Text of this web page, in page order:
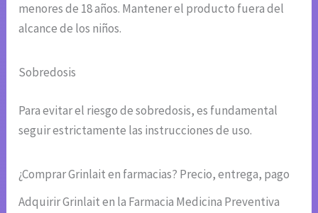
menores de 18 años. Mantener el producto fuera del
alcance de los niños.
Sobredosis
Para evitar el riesgo de sobredosis, es fundamental
seguir estrictamente las instrucciones de uso.
¿Comprar Grinlait en farmacias? Precio, entrega, pago
Adquirir Grinlait en la Farmacia Medicina Preventiva